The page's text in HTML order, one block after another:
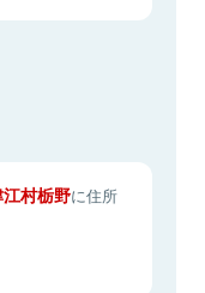
村栃野に住所